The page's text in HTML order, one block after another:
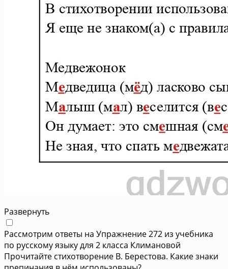
Развернуть
Рассмотрим ответы на Упражнение 272 из учебника
по русскому языку для 2 класса Климановой
Прочитайте стихотворение В. Берестова. Какие знаки